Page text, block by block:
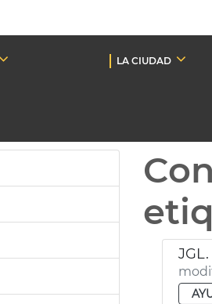
LA CIUDAD